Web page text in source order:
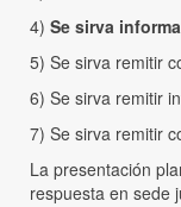
4) Se sirva
5) Se sirva remitir
6) Se sirva remitir
7) Se sirva remitir
La presentación
respuesta en sede